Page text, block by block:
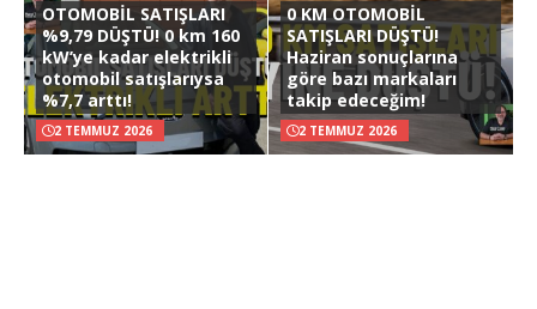
OTOMOBİL SATIŞLARI
%9,79 DÜŞTÜ! 0 km 160
kW’ye kadar elektrikli
otomobil satışlarıysa
%7,7 arttı!
2 TEMMUZ 2026
0 KM OTOMOBİL
SATIŞLARI DÜŞTÜ!
Haziran sonuçlarına
göre bazı markaları
takip edeceğim!
2 TEMMUZ 2026